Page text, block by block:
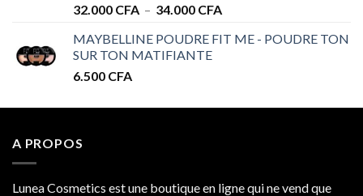
32.000 CFA – 34.000 CFAPlage
prix :
MAYBELLINE POUDRE FIT ME - POUDRE TON
SUR TON MATIFIANTE
6.500 CFA
A PROPOS
Lunea Cosmetics est une boutique en ligne qui ne vend que